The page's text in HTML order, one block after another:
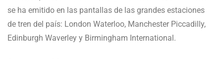
se ha emitido en las pantallas de las grandes estaciones
de tren del país: London Waterloo, Manchester Piccadilly,
Edinburgh Waverley y Birmingham International.